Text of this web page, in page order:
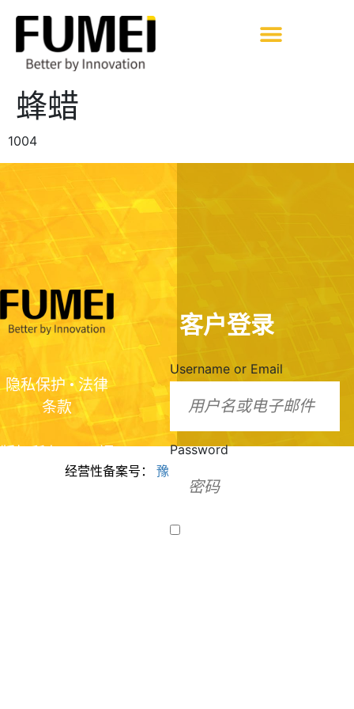
蜂蜡
1004
隐私保护•法律
条款
美脂质化学（河
客户登录
Username or Email
Password
经营性备案号： 豫ICP备2024099943号